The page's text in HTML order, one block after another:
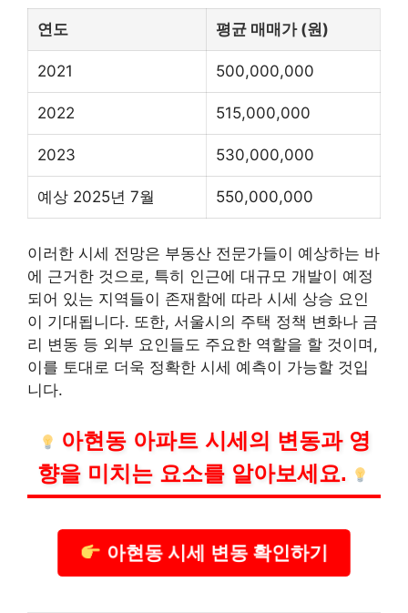
연도 평균 매매가 (원)
2021 500,000,000
2022 515,000,000
2023 530,000,000
예상 2025년 7월 550,000,000
이러한 시세 전망은 부동산 전문가들이 예상하는 바
에 근거한 것으로, 특히 인근에 대규모 개발이 예정
되어 있는 지역들이 존재함에 따라 시세 상승 요인
이 기대됩니다. 또한, 서울시의 주택 정책 변화나 금
리 변동 등 외부 요인들도 주요한 역할을 할 것이며,
이를 토대로 더욱 정확한 시세 예측이 가능할 것입
니다.
아현동 아파트 시세의 변동과 영
향을 미치는 요소를 알아보세요.
아현동 시세 변동 확인하기